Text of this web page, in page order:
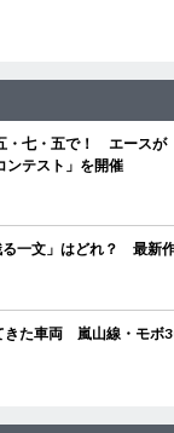
・七・五で！ エースが
ンテスト」を開催
一文」はどれ？ 最新
きた車両 嵐山線・モボ